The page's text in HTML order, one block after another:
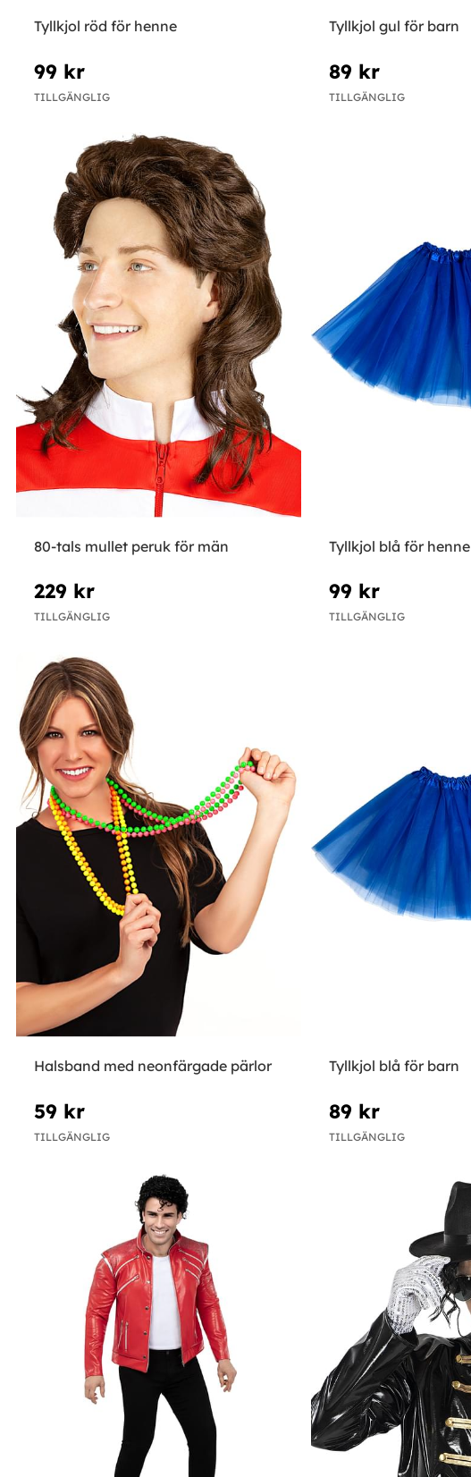
Tyllkjol röd för henne
99 kr
TILLGÄNGLIG
Tyllkjol gul för barn
89 kr
TILLGÄNGLIG
80-tals mullet peruk för män
229 kr
TILLGÄNGLIG
Tyllkjol blå för henne
99 kr
TILLGÄNGLIG
Halsband med neonfärgade pärlor
59 kr
TILLGÄNGLIG
Tyllkjol blå för barn
89 kr
TILLGÄNGLIG